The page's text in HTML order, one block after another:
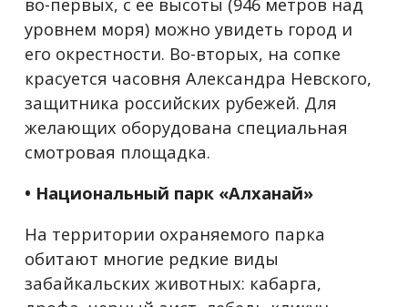
уровнем моря) можно увидеть город и
его окрестности. Во-вторых, на сопке
красуется часовня Александра Невского,
защитника российских рубежей. Для
желающих оборудована специальная
смотровая площадка.
• Национальный парк «Алханай»
На территории охраняемого парка
обитают многие редкие виды
забайкальских животных: кабарга,